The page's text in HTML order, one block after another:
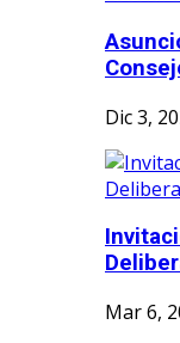
Dic 3,
Mar 6,